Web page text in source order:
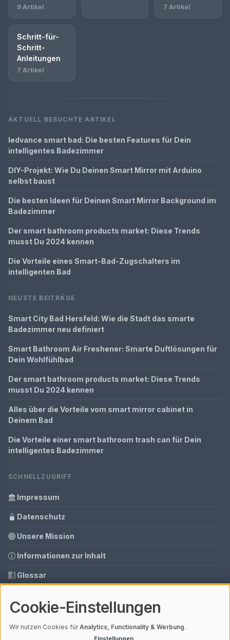
9 Artikel 7 Artikel
Schritt-für-
Schritt-
Anleitungen
7 Artikel
AKTUELL BESUCHTE ARTIKEL
ledvance smart bad: Die besten Features für Dein
intelligentes Badezimmer
DIY-Projekt: Wie Du Deinen Smart Mirror mit Arduino
selbst baust
Die besten Ideen für Deinen Smart Mirror Background im
Badezimmer
Der smart bathroom products market: Diese Trends
musst Du 2024 kennen
Die Vorteile eines Smart-Bad-Zugschalters im
intelligenten Bad
NEUSTE BEITRÄGE
Smart City Bad Hersfeld: Wie die Stadt das smarte
Badezimmer neu definiert
Smart Bathroom Air Freshener: Smarte Duftlösungen für
Dein Wohlfühlbad
Der smart bathroom products market: Diese Trends
musst Du 2024 kennen
Alles über die Vorteile vom smart mirror cabinet in
Deinem Bad
Die Vorteile einer smart bathroom trash can für Dein
intelligentes Badezimmer
SCHNELLZUGRIFF
Impressum
Datenschutz
Unsere Mission
Informationen zur Inhalt
Glossar
Media Daten
Cookie-Einstellungen
Wir nutzen Cookies fürAnalytics, Functionality & Werbung.
Einstellungen